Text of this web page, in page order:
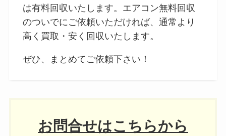
は有料回収いたします。エアコン無料回収
のついでにご依頼いただければ、通常より
高く買取・安く回収いたします。
ぜひ、まとめてご依頼下さい！
お問合せはこちらから